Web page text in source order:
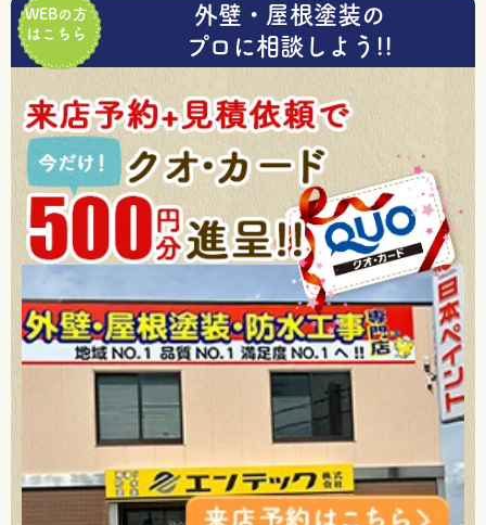
WEBの方
はこちら
外壁・屋根塗装の
プロに相談しよう!!